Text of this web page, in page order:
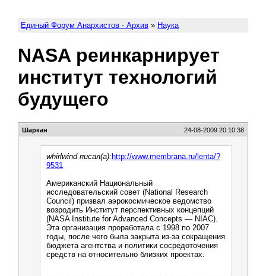
Единый Форум Анархистов - Архив » Наука
NASA реинкарнирует
институт технологий
будущего
Шаркан 24-08-2009 20:10:38
whirlwind писал(а): http://www.membrana.ru/lenta/?
9531
Американский Национальный
исследовательский совет (National Research
Council) призвал аэрокосмическое ведомство
возродить Институт перспективных концепций
(NASA Institute for Advanced Concepts — NIAC).
Эта организация проработала с 1998 по 2007
годы, после чего была закрыта из-за сокращения
бюджета агентства и политики сосредоточения
средств на относительно близких проектах.